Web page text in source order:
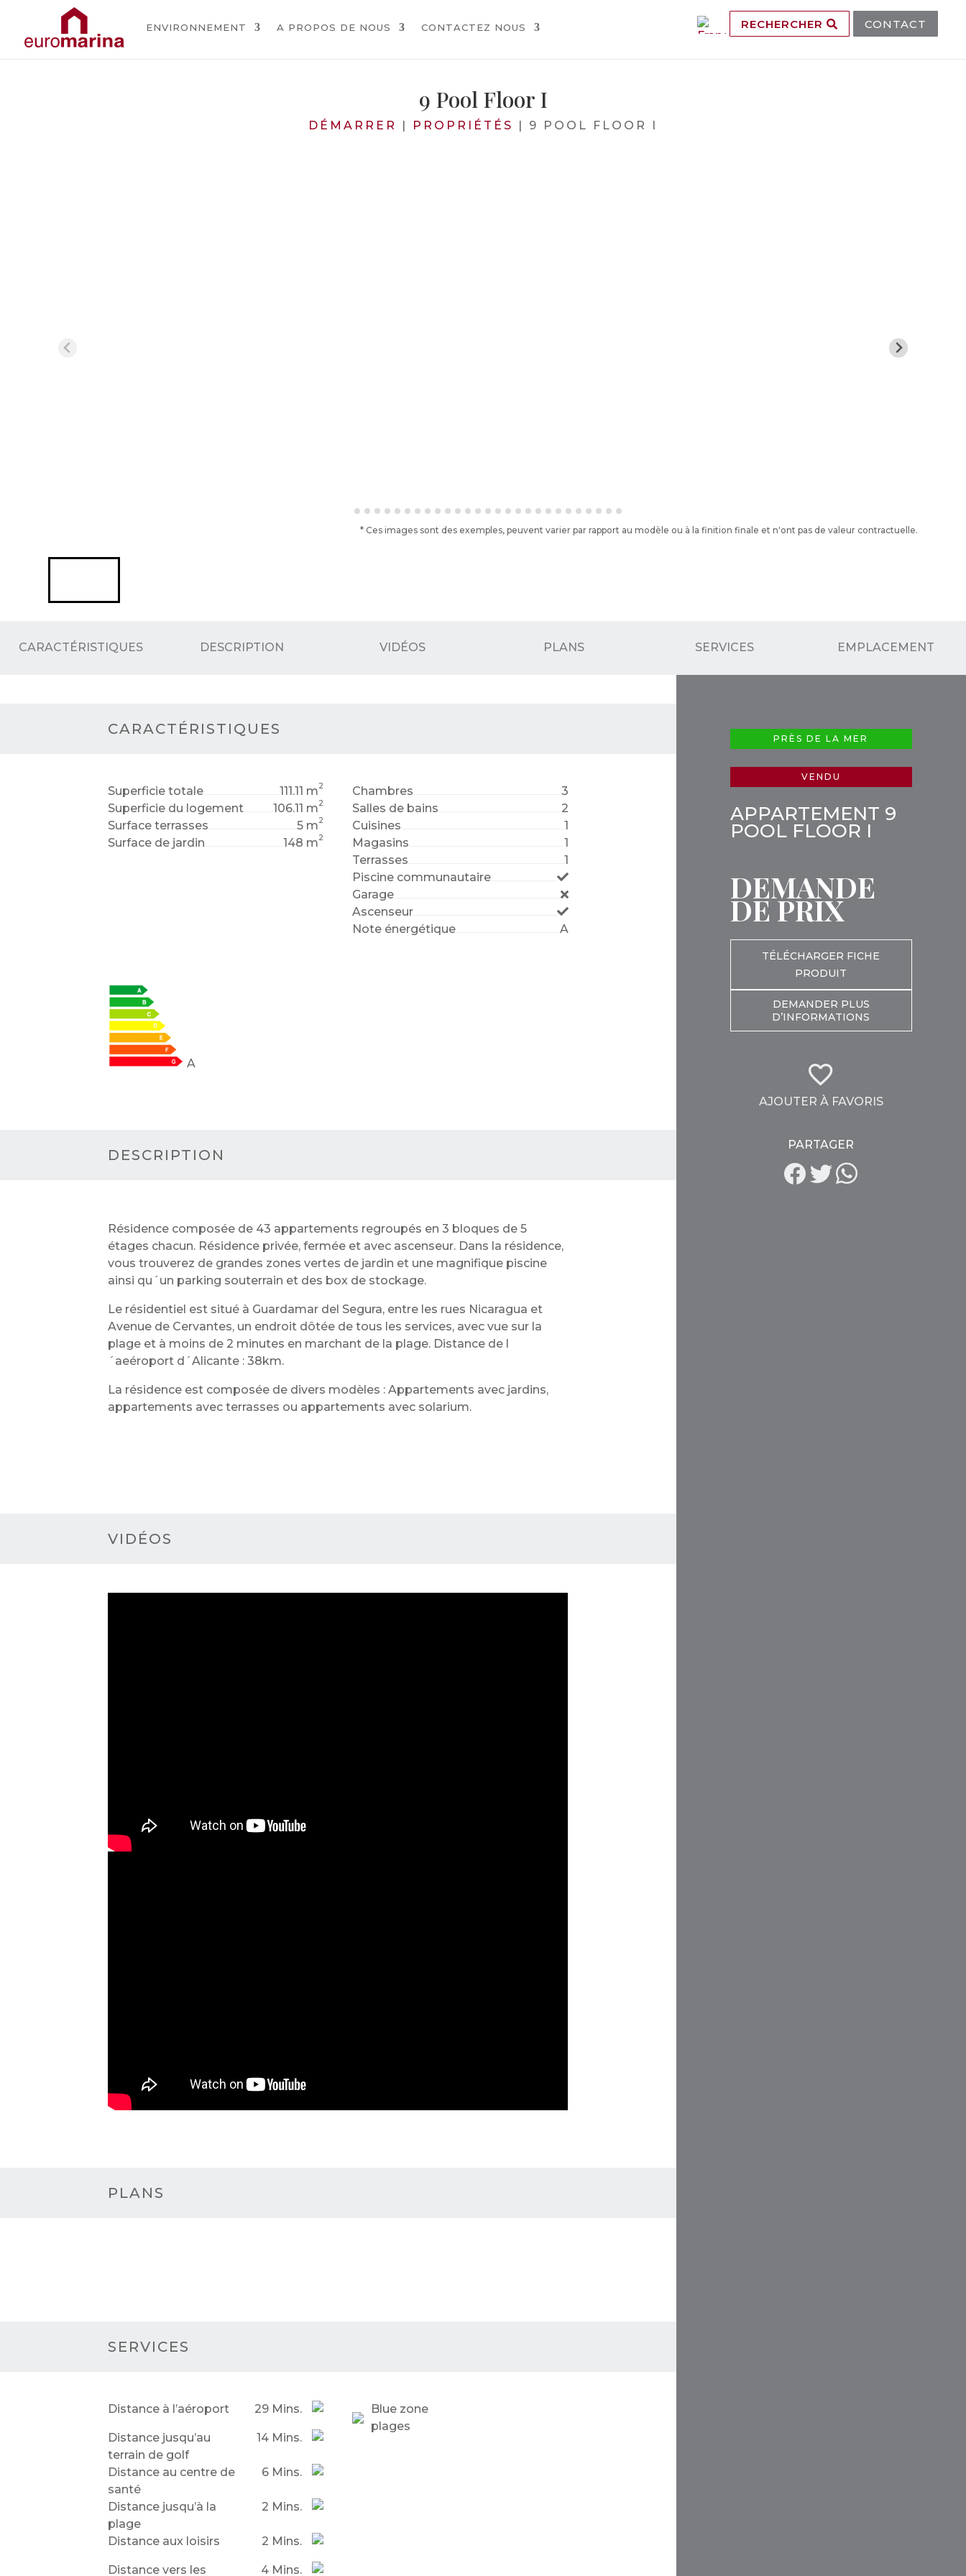
ENVIRONNEMENT A PROPOS DE NOUS CONTACTEZ NOUS RECHERCHER CONTACT
9 Pool Floor I
DÉMARRER | PROPRIÉTÉS | 9 POOL FLOOR I
* Ces images sont des exemples, peuvent varier par rapport au modèle ou à la finition finale et n'ont pas de valeur contractuelle.
CARACTÉRISTIQUES DESCRIPTION VIDÉOS PLANS SERVICES EMPLACEMENT
CARACTÉRISTIQUES
Superficie totale 111.11 m2
Superficie du logement 106.11 m2
Surface terrasses 5 m2
Surface de jardin 148 m2
Chambres
3
Salles de bains
2
Cuisines
1
Magasins
1
Terrasses
1
Piscine communautaire
Garage
Ascenseur
Note énergétique
A
A
DESCRIPTION
Résidence composée de 43 appartements regroupés en 3 bloques de 5
étages chacun. Résidence privée, fermée et avec ascenseur. Dans la résidence,
vous trouverez de grandes zones vertes de jardin et une magnifique piscine
ainsi qu´un parking souterrain et des box de stockage.
Le résidentiel est situé à Guardamar del Segura, entre les rues Nicaragua et
Avenue de Cervantes, un endroit dôtée de tous les services, avec vue sur la
plage et à moins de 2 minutes en marchant de la plage. Distance de l
´aeéroport d´Alicante : 38km.
La résidence est composée de divers modèles : Appartements avec jardins,
appartements avec terrasses ou appartements avec solarium.
VIDÉOS
PLANS
SERVICES
Distance à l’aéroport 29 Mins.
Distance jusqu’au
terrain de golf
14 Mins.
Distance au centre de
santé
6 Mins.
Distance jusqu’à la
plage
2 Mins.
Distance aux loisirs 2 Mins.
Distance vers les 4 Mins.
Blue zone
plages
PRÈS DE LA MER
VENDU
APPARTEMENT 9
POOL FLOOR I
DEMANDE
DE PRIX
TÉLÉCHARGER FICHE
PRODUIT
DEMANDER PLUS
D’INFORMATIONS
AJOUTER À FAVORIS
PARTAGER